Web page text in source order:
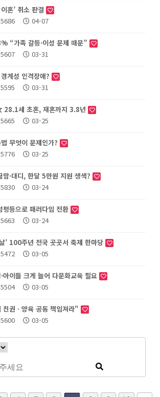
혼’ 취소 판결
5686 04-07
“가족 갈등·이성 문제 때문”
5607 03-31
계성 인격장애?
5595 03-31
28.1세 초혼, 재혼까지 3.8년
5665 03-25
무엇이 문제인가?
5776 03-25
맘·대디, 한달 5만원 지원 생색?
5830 03-24
평등으로 패러다임 전환
5663 03-24
’ 100주년 전국 곳곳서 축제 한마당
5472 03-05
아이들 크게 늘어 다문화교육 필요
5504 03-05
권ㆍ양육 공동 책임져라"
5600 03-05